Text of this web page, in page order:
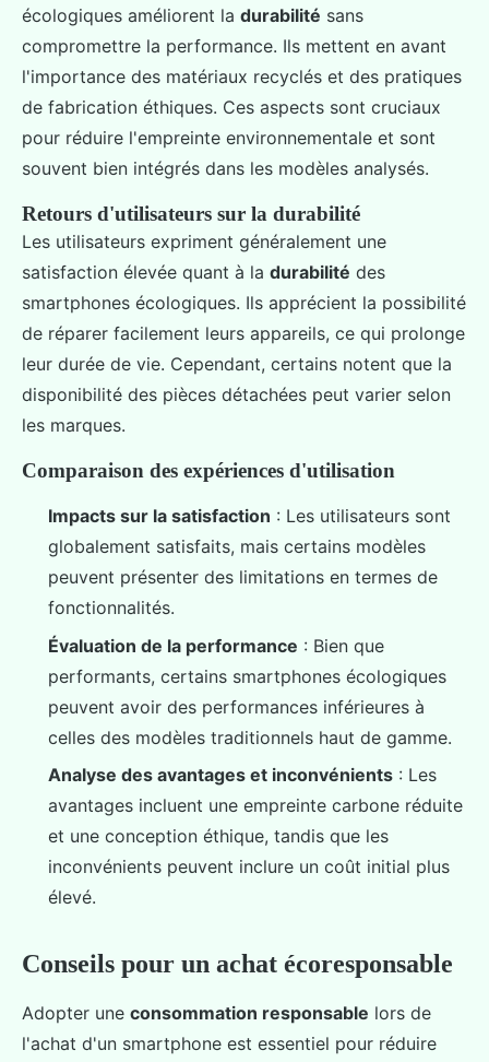
écologiques améliorent la durabilité sans
compromettre la performance. Ils mettent en avant
l'importance des matériaux recyclés et des pratiques
de fabrication éthiques. Ces aspects sont cruciaux
pour réduire l'empreinte environnementale et sont
souvent bien intégrés dans les modèles analysés.
Retours d'utilisateurs sur la durabilité
Les utilisateurs expriment généralement une
satisfaction élevée quant à la durabilité des
smartphones écologiques. Ils apprécient la possibilité
de réparer facilement leurs appareils, ce qui prolonge
leur durée de vie. Cependant, certains notent que la
disponibilité des pièces détachées peut varier selon
les marques.
Comparaison des expériences d'utilisation
Impacts sur la satisfaction : Les utilisateurs sont
globalement satisfaits, mais certains modèles
peuvent présenter des limitations en termes de
fonctionnalités.
Évaluation de la performance : Bien que
performants, certains smartphones écologiques
peuvent avoir des performances inférieures à
celles des modèles traditionnels haut de gamme.
Analyse des avantages et inconvénients : Les
avantages incluent une empreinte carbone réduite
et une conception éthique, tandis que les
inconvénients peuvent inclure un coût initial plus
élevé.
Conseils pour un achat écoresponsable
Adopter une consommation responsable lors de
l'achat d'un smartphone est essentiel pour réduire